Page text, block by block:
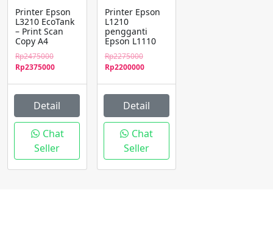
Printer Epson
L3210 EcoTank
– Print Scan
Copy A4
Rp2475000Original
price
Rp2375000Current
Rp2375000.
Detail
Chat
Seller
Printer Epson
L1210
pengganti
Epson L1110
Rp2275000Original
price
Rp2200000Current
Rp2200000.
Detail
Chat
Seller